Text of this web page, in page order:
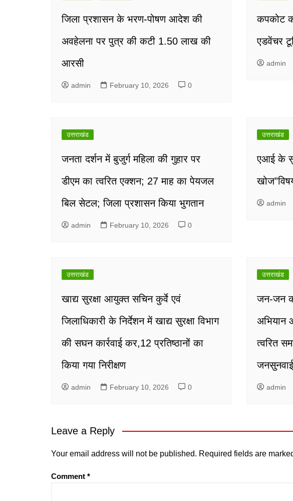
जिला प्रशासन के भरण-पोषण आदेश की
अवहेलना पर पुत्र की कटी 1.50 लाख की
आरसी
admin February 10, 2026 0
कपकोट
एडवेंचर
admin
उत्तराखंड
जनता दर्शन में बुजुर्ग महिला की गुहार पर
डीएम का त्वरित एक्शन; 27 माह का पेयजल
बिल सेटल; जिला प्रशासन किया भुगतान
admin February 10, 2026 0
उत्तराखंड
एआई के
admin
उत्तराखंड
खाद्य सुरक्षा आयुक्त सचिन कुर्वे एवं
जिलाधिकारी के निर्देशन में खाद्य सुरक्षा विभाग
की सघन कार्रवाई कर,12 प्रतिष्ठानों का
किया गया निरीक्षण
admin February 10, 2026 0
उत्तराखंड
जन-जन
अभियान
त्वरित
admin
Leave a Reply
Your email address will not be published. Required fields are
Comment *